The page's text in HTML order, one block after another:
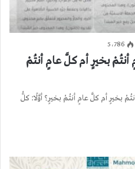
5٬786
بخيرٍ أم كلَّ عامٍ أنتُمْ
بخيرٍ أم كلَّ عامٍ أنتُمْ بخيرٍ؟ أوَّلًا: كلُّ